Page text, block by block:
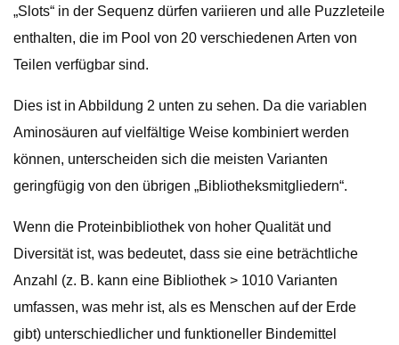
„Slots“ in der Sequenz dürfen variieren und alle Puzzleteile
enthalten, die im Pool von 20 verschiedenen Arten von
Teilen verfügbar sind.
Dies ist in Abbildung 2 unten zu sehen. Da die variablen
Aminosäuren auf vielfältige Weise kombiniert werden
können, unterscheiden sich die meisten Varianten
geringfügig von den übrigen „Bibliotheksmitgliedern“.
Wenn die Proteinbibliothek von hoher Qualität und
Diversität ist, was bedeutet, dass sie eine beträchtliche
Anzahl (z. B. kann eine Bibliothek > 1010 Varianten
umfassen, was mehr ist, als es Menschen auf der Erde
gibt) unterschiedlicher und funktioneller Bindemittel